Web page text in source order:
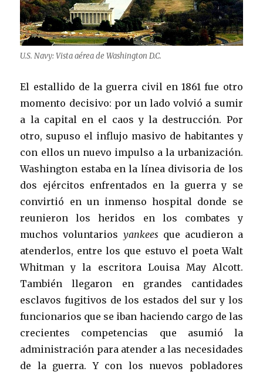
U.S. Navy: Vista aérea de Washington D.C.
El estallido de la guerra civil en 1861 fue otro
momento decisivo: por un lado volvió a sumir
a la capital en el caos y la destrucción. Por
otro, supuso el influjo masivo de habitantes y
con ellos un nuevo impulso a la urbanización.
Washington estaba en la línea divisoria de los
dos ejércitos enfrentados en la guerra y se
convirtió en un inmenso hospital donde se
reunieron los heridos en los combates y
muchos voluntarios yankees que acudieron a
atenderlos, entre los que estuvo el poeta Walt
Whitman y la escritora Louisa May Alcott.
También llegaron en grandes cantidades
esclavos fugitivos de los estados del sur y los
funcionarios que se iban haciendo cargo de las
crecientes competencias que asumió la
administración para atender a las necesidades
de la guerra. Y con los nuevos pobladores